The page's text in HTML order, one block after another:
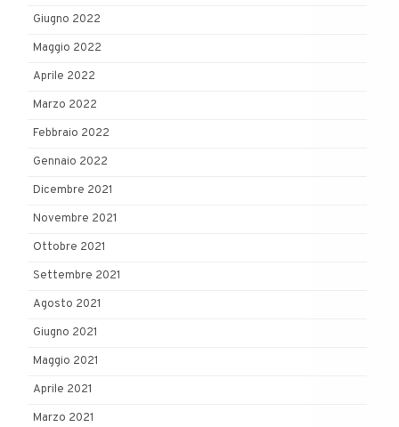
Giugno 2022
Maggio 2022
Aprile 2022
Marzo 2022
Febbraio 2022
Gennaio 2022
Dicembre 2021
Novembre 2021
Ottobre 2021
Settembre 2021
Agosto 2021
Giugno 2021
Maggio 2021
Aprile 2021
Marzo 2021